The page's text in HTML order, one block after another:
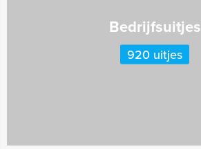
Bedrijfsuitjes
920 uitjes